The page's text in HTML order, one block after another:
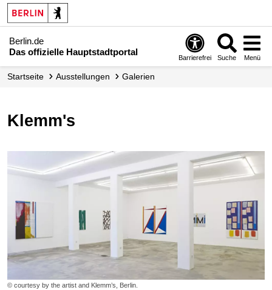
Berlin.de
Das offizielle Hauptstadtportal
Barrierefrei Suche Menü
Startseite Ausstellungen Galerien
Klemm's
© courtesy by the artist and Klemm’s, Berlin.